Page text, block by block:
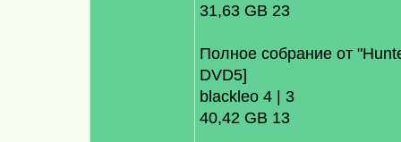
31,63 GB 23
Полное собрание от
DVD5]
blackleo 4 | 3
40,42 GB 13